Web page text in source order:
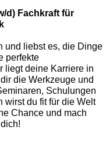
d) Fachkraft für
und liebst es, die Dinge
perfekte
liegt deine Karriere in
die Werkzeuge und
Schulungen
wirst du fit für die Welt
Chance und mach